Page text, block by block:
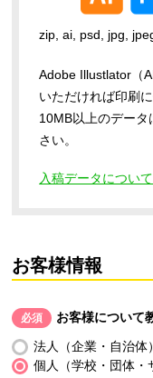
zip, ai, psd, jpg,
Adobe Illustlator（
いただければ印刷
10MB以上のデー
さい。
入稿データについて
お客様情報
必須 お客様について
法人（企業・自治体）
個人（学校・団体・